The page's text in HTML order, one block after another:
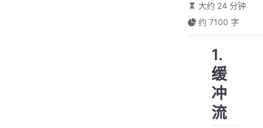
大约 24 分钟
约 7100 字
1.
缓
冲
流